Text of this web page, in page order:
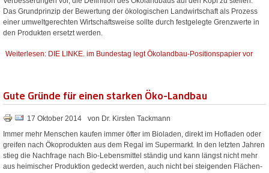
Das Grundprinzip der Bewertung der ökologischen Landwirtschaft als Prozess
einer umweltgerechten Wirtschaftsweise sollte durch festgelegte Grenzwerte in
den Produkten ersetzt werden.
Weiterlesen: DIE LINKE. im Bundestag legt Ökolandbau-Positionspapier vor
Gute Gründe für einen starken Öko-Landbau
17 Oktober 2014
von Dr. Kirsten Tackmann
Immer mehr Menschen kaufen immer öfter im Bioladen, direkt im Hofladen oder
greifen nach Ökoprodukten aus dem Regal im Supermarkt. In den letzten Jahren
stieg die Nachfrage nach Bio-Lebensmittel ständig und kann längst nicht mehr
aus heimischer Produktion gedeckt werden, auch nicht bei steigenden Flächen-